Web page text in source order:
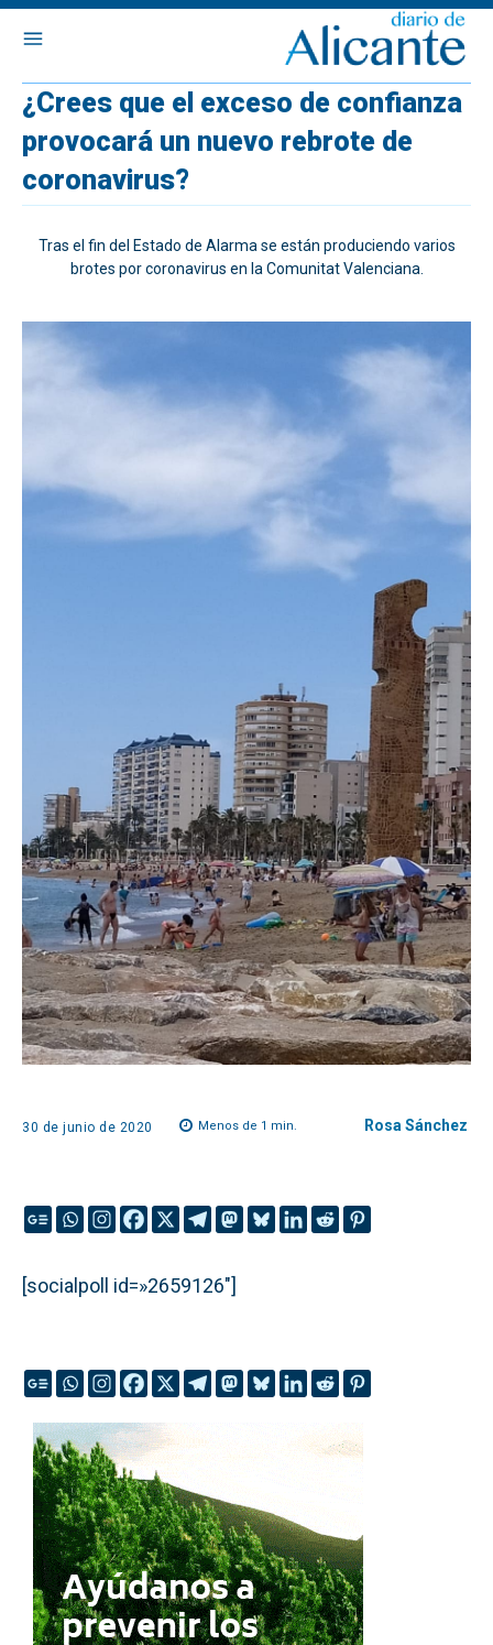
¿Crees que el exceso de confianza
provocará un nuevo rebrote de
coronavirus?
Tras el fin del Estado de Alarma se están produciendo varios
brotes por coronavirus en la Comunitat Valenciana.
30 de junio de 2020 Menos de 1 min. Rosa Sánchez
[socialpoll id=»2659126″]